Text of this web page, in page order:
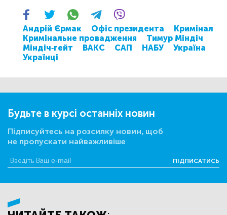
Андрій Єрмак Офіс президента
Кримінал
Кримінальне провадження
Тимур Міндіч
Міндіч-гейт
ВАКС САП НАБУ
Україна
Українці
Будьте в курсі останніх новин
Підписуйтесь на розсилку новин, щоб
не пропускати найважливіше
ПІДПИСАТИСЬ